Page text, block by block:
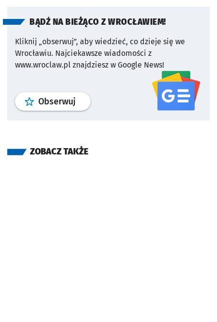
BĄDŹ NA BIEŻĄCO Z WROCŁAWIEM!
Kliknij „obserwuj”, aby wiedzieć, co dzieje się we
Wrocławiu. Najciekawsze wiadomości z
www.wroclaw.pl znajdziesz w Google News!
Obserwuj profil serwisu
ZOBACZ TAKŻE